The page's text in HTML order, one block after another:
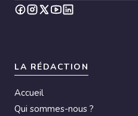
LA RÉDACTION
Accueil
Qui sommes-nous ?